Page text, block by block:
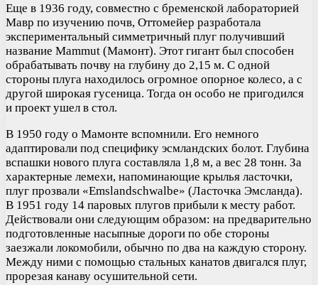
Еще в 1936 году, совместно с бременской лабораторией
Мавр по изучению почв, Оттомейер разработала
экспериментальный симметричный плуг получивший
название Mammut (Мамонт). Этот гигант был способен
обрабатывать почву на глубину до 2,15 м. С одной
стороны плуга находилось огромное опорное колесо, а с
другой широкая гусеница. Тогда он особо не пригодился
и проект ушел в стол.
В 1950 году о Мамонте вспомнили. Его немного
адаптировали под специфику эсмландских болот. Глубина
вспашки нового плуга составляла 1,8 м, а вес 28 тонн. За
характерные лемехи, напоминающие крылья ласточки,
плуг прозвали «Emslandschwalbe» (Ласточка Эмсланда).
В 1951 году 14 паровых плугов прибыли к месту работ.
Действовали они следующим образом: на предварительно
подготовленные насыпные дороги по обе стороны
заезжали локомобили, обычно по два на каждую сторону.
Между ними с помощью стальных канатов двигался плуг,
прорезая канаву осушительной сети.